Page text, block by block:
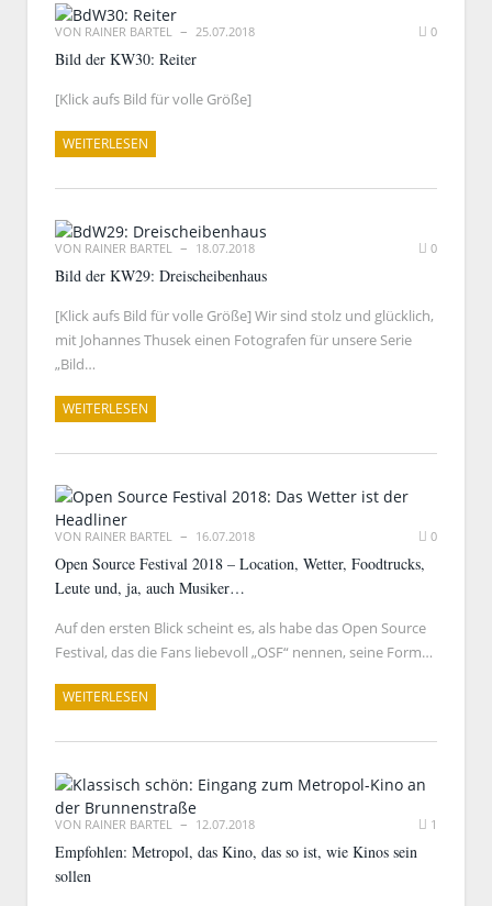
VON RAINER BARTEL 25.07.2018 0
Bild der KW30: Reiter
[Klick aufs Bild für volle Größe]
WEITERLESEN
VON RAINER BARTEL 18.07.2018 0
Bild der KW29: Dreischeibenhaus
[Klick aufs Bild für volle Größe] Wir sind stolz und glücklich,
mit Johannes Thusek einen Fotografen für unsere Serie
„Bild…
WEITERLESEN
VON RAINER BARTEL 16.07.2018 0
Open Source Festival 2018 – Location, Wetter, Foodtrucks,
Leute und, ja, auch Musiker…
Auf den ersten Blick scheint es, als habe das Open Source
Festival, das die Fans liebevoll „OSF“ nennen, seine Form…
WEITERLESEN
VON RAINER BARTEL 12.07.2018 1
Empfohlen: Metropol, das Kino, das so ist, wie Kinos sein
sollen